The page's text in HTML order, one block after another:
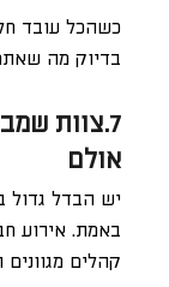
כשהכל עובד
בדיוק מה
7.צוות
אולם
יש הבדל גדול
באמת. אירוע
קהלים